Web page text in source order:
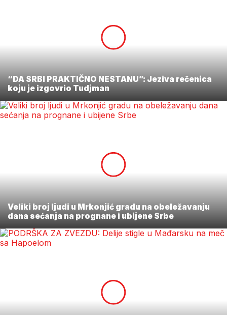
“DA SRBI PRAKTIČNO NESTANU”: Jeziva rečenica
koju je izgovrio Tudjman
Veliki broj ljudi u Mrkonjić gradu na obeležavanju
dana sećanja na prognane i ubijene Srbe